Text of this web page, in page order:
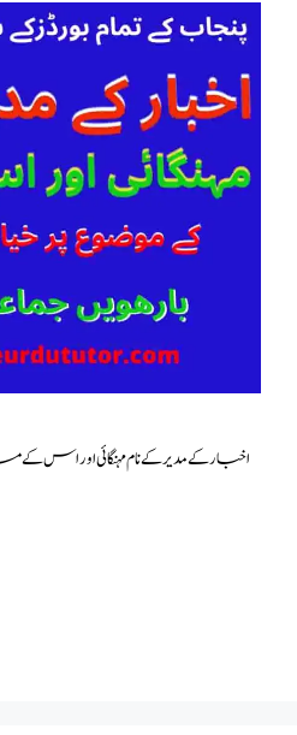
اخبار کے مدیر کے نام مہنگائی اور اس